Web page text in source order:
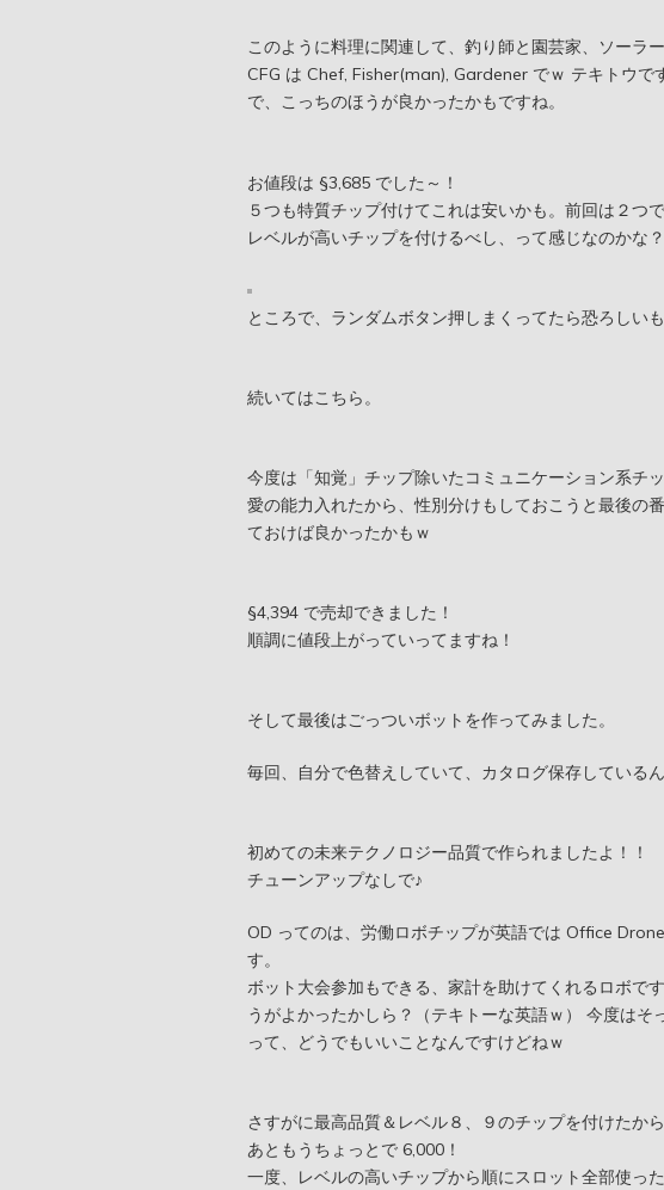
このように料理に関連して、釣り師と園芸家、ソーラ
CFG は Chef, Fisher(man), Gardener でｗ テキトウ
で、こっちのほうが良かったかもですね。
お値段は §3,685 でした～！
５つも特質チップ付けてこれは安いかも。前回は２つ
レベルが高いチップを付けるべし、って感じなのかな？
ところで、ランダムボタン押しまくってたら恐ろしい
続いてはこちら。
今度は「知覚」チップ除いたコミュニケーション系チ
愛の能力入れたから、性別分けもしておこうと最後の
ておけば良かったかもｗ
§4,394 で売却できました！
順調に値段上がっていってますね！
そして最後はごっついボットを作ってみました。
毎回、自分で色替えしていて、カタログ保存している
初めての未来テクノロジー品質で作られましたよ！！
チューンアップなしで♪
OD ってのは、労働ロボチップが英語では Office
す。
ボット大会参加もできる、家計を助けてくれるロボ
うがよかったかしら？（テキトーな英語ｗ） 今度はそ
って、どうでもいいことなんですけどねｗ
さすがに最高品質＆レベル８、９のチップを付けたか
あともうちょっとで 6,000！
一度、レベルの高いチップから順にスロット全部使っ